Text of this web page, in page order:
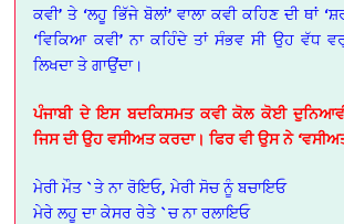
ਕਵੀ’ ਤੇ ‘ਲਹੂ ਭਿੱਜੇ ਬੋਲਾਂ’ ਵਾਲਾ ਕਵੀ ਕਹਿਣ ਦੀ ਥਾਂ
‘ਵਿਕਿਆ ਕਵੀ’ ਨਾ ਕਹਿੰਦੇ ਤਾਂ ਸੰਭਵ ਸੀ ਉਹ ਵੱਧ
ਲਿਖਦਾ ਤੇ ਗਾਉਂਦਾ।
ਪੰਜਾਬੀ ਦੇ ਇਸ ਬਦਕਿਸਮਤ ਕਵੀ ਕੋਲ ਕੋਈ
ਜਿਸ ਦੀ ਉਹ ਵਸੀਅਤ ਕਰਦਾ। ਫਿਰ ਵੀ ਉਸ ਨੇ
ਮੇਰੀ ਮੌਤ `ਤੇ ਨਾ ਰੋਇਓ, ਮੇਰੀ ਸੋਚ ਨੂੰ ਬਚਾਇਓ
ਮੇਰੇ ਲਹੂ ਦਾ ਕੇਸਰ ਰੇਤੇ `ਚ ਨਾ ਰਲਾਇਓ